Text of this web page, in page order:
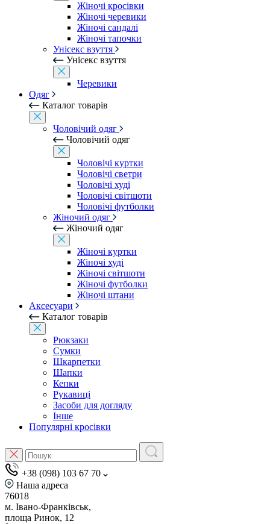
Жіночі кросівки
Жіночі черевики
Жіночі сандалі
Жіночі тапочки
Унісекс взуття
Унісекс взуття
Черевики
Одяг
Каталог товарів
Чоловічий одяг
Чоловічий одяг
Чоловічі куртки
Чоловічі светри
Чоловічі худі
Чоловічі світшоти
Чоловічі футболки
Жіночий одяг
Жіночий одяг
Жіночі куртки
Жіночі худі
Жіночі світшоти
Жіночі футболки
Жіночі штани
Аксесуари
Каталог товарів
Рюкзаки
Сумки
Шкарпетки
Шапки
Кепки
Рукавиці
Засоби для догляду
Інше
Популярні кросівки
+38 (098) 103 67 70
Наша адреса
76018
м. Івано-Франківськ,
площа Ринок, 12